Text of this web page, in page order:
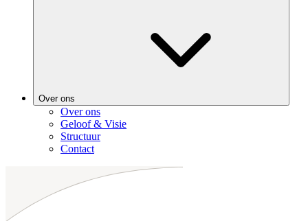
Over ons
Over ons
Geloof & Visie
Structuur
Contact